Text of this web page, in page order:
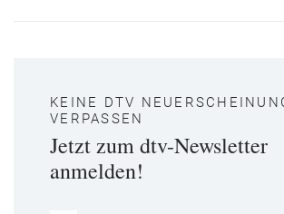
KEINE DTV
VERPASSEN
Jetzt zum dtv-Newsletter
anmelden!